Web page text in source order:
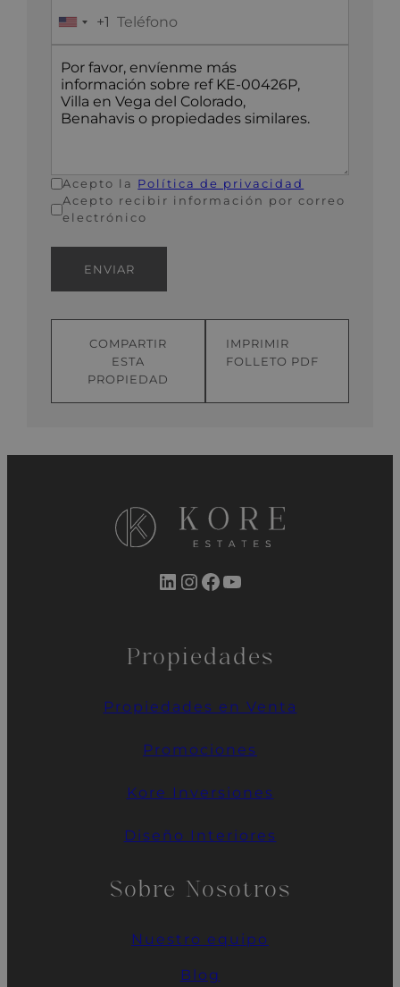
United
States
+1
+1
Acepto la Política de privacidad
Acepto recibir información por correo
electrónico
ENVIAR
COMPARTIR
ESTA
PROPIEDAD
IMPRIMIR
FOLLETO PDF
LinkedIn InstagramFacebook YouTube
Propiedades
Propiedades en Venta
Promociones
Kore Inversiones
Diseño Interiores
Sobre Nosotros
Nuestro equipo
Blog